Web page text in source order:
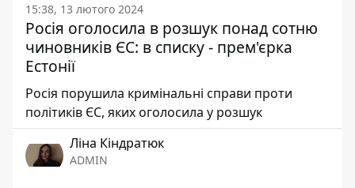
15:38, 13 лютого 2024
Росія оголосила в розшук понад сотню
чиновників ЄС: в списку - прем'єрка
Естонії
Росія порушила кримінальні справи проти
політиків ЄС, яких оголосила у розшук
Ліна Кіндратюк
ADMIN